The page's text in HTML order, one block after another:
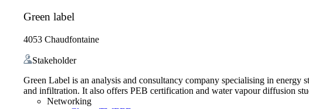
Green label
4053 Chaudfontaine
Stakeholder
Green Label is an analysis and consultancy company specialising in
and infiltration. It also offers PEB certification and water vapour diffusion
Networking